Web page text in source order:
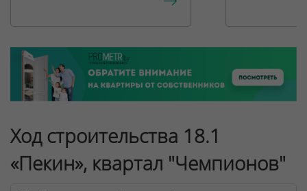
Ход строительства 18.1
«Пекин», квартал "Чемпионов"